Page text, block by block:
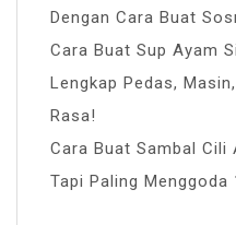
Dengan Cara Buat
Cara Buat Sup Ayam
Lengkap Pedas,
Rasa!
Cara Buat Sambal Cili
Tapi Paling Menggoda